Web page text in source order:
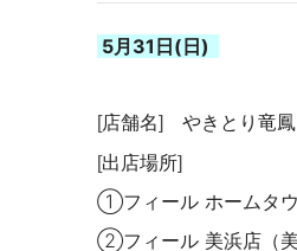
5月31 日(日)
[店舗名] やきとり竜鳳
[出店場所]
①フィール ホームタ
②フィール 美浜店（美